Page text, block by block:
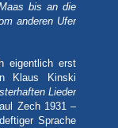
bis an die
anderen Ufer
eigentlich erst
Klaus Kinski
Lieder
Zech 1931 –
Sprache